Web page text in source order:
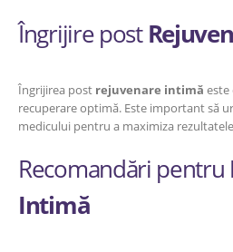
Îngrijire post
Îngrijirea post rejuvenare intimă este
recuperare optimă. Este important să
medicului pentru a maximiza
Recomandări pentru
Intimă